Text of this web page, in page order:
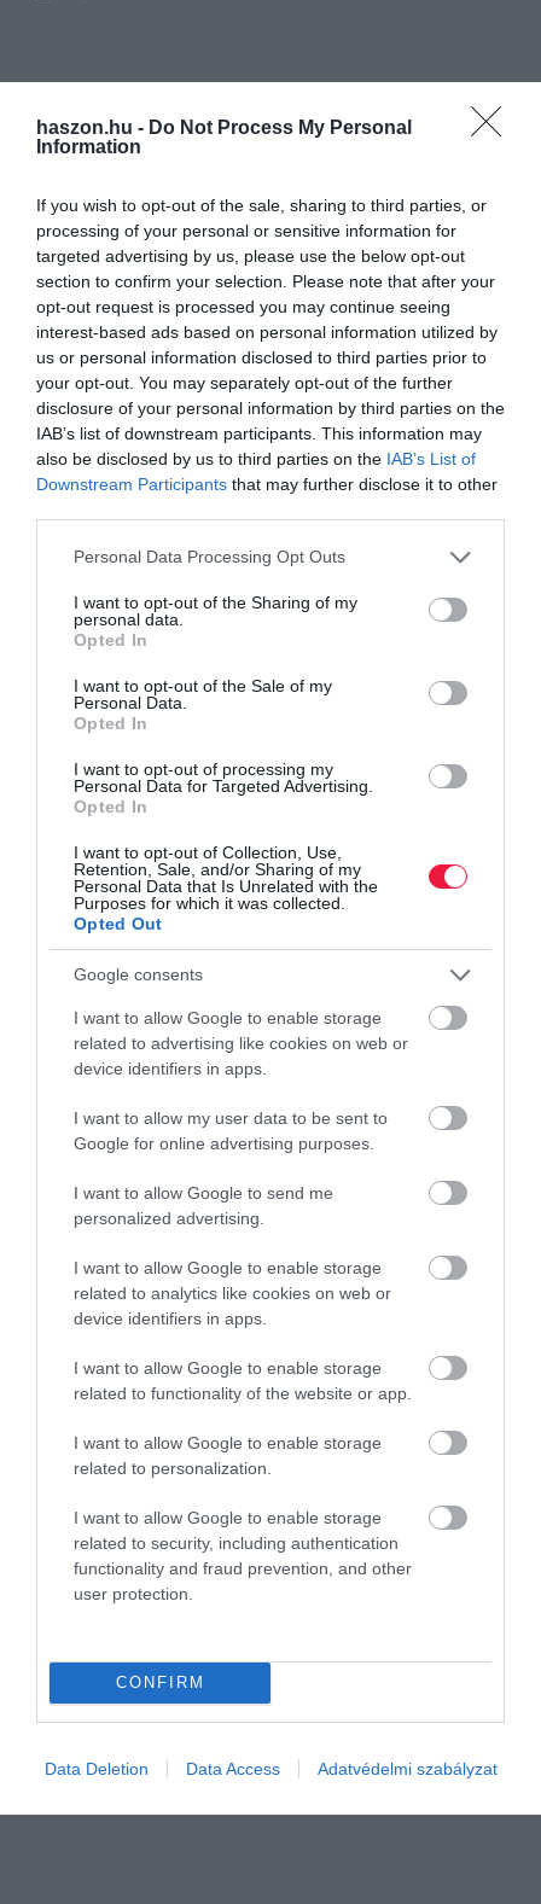
haszon.hu - Do Not Process My Personal
Information
If you wish to opt-out of the sale, sharing to third parties, or
processing of your personal or sensitive information for
targeted advertising by us, please use the below opt-out
section to confirm your selection. Please note that after your
opt-out request is processed you may continue seeing
interest-based ads based on personal information utilized by
us or personal information disclosed to third parties prior to
your opt-out. You may separately opt-out of the further
disclosure of your personal information by third parties on the
IAB’s list of downstream participants. This information may
also be disclosed by us to third parties on the IAB’s List of
Downstream Participants that may further disclose it to other
Please note that this website/app uses one or more Google
not limited to your visit or usage behaviour. You may click to
grant or deny consent to Google and its third-party tags to
use your data for below specified purposes in below Google
consent section.
Personal Data Processing Opt Outs
I want to opt-out of the Sharing of my
personal data.
Opted In
I want to opt-out of the Sale of my
Personal Data.
Opted In
I want to opt-out of processing my
Personal Data for Targeted Advertising.
Opted In
I want to opt-out of Collection, Use,
Retention, Sale, and/or Sharing of my
Personal Data that Is Unrelated with the
Purposes for which it was collected.
Opted Out
Google consents
I want to allow Google to enable storage
related to advertising like cookies on web or
device identifiers in apps.
I want to allow my user data to be sent to
Google for online advertising purposes.
I want to allow Google to send me
personalized advertising.
I want to allow Google to enable storage
related to analytics like cookies on web or
device identifiers in apps.
I want to allow Google to enable storage
related to functionality of the website or app.
I want to allow Google to enable storage
related to personalization.
I want to allow Google to enable storage
related to security, including authentication
functionality and fraud prevention, and other
user protection.
CONFIRM
Data Deletion Data Access Adatvédelmi szabályzat
Az MNB az idén 1,8 százalékos, jövőre 2,3 százalékos, 2028-ban
korábbinál kedvezőbb előrejelzés legfontosabb elemeit Balatoni
András, az…
Erős jegybankelnöki üzenetek a kamatvágás után
Még két kamatvágás jöhet a nyáron, az infláció az
százalékos jegybanki cél fölé, így az intézkedés hatályon kívül